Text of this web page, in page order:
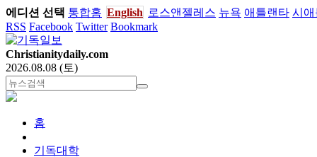
에디션 선택 통합홈 English 로스앤젤레스 뉴욕 애틀랜타 시애
RSS Facebook Twitter Bookmark
Christianitydaily.com
2026.08.08 (토)
홈
기독대학